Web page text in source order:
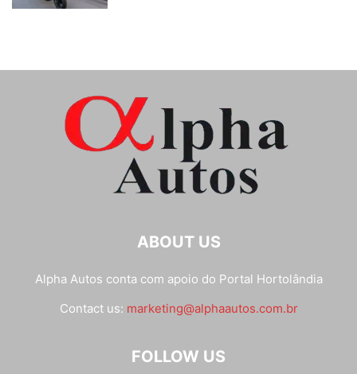
ABOUT US
Alpha Autos conta com apoio do Portal Hortolândia
Contact us: marketing@alphaautos.com.br
FOLLOW US